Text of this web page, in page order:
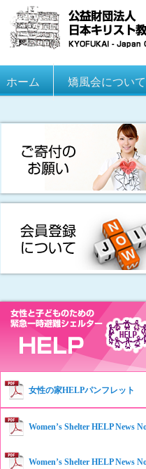
Skip to primary content
Skip to secondary content
ホーム 矯風会について
女性の家HELPパンフレット
Women’s Shelter HELP News
Women’s Shelter HELP News